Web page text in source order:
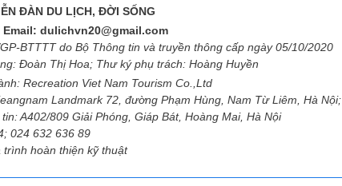
ĐÀN DU LỊCH, ĐỜI SỐNG
Email: dulichvn20@gmail.com
BTTTT do Bộ Thông tin và truyền thông cấp ngày 05/10/2020
Đoàn Thị Hoa; Thư ký phụ trách: Hoàng Huyền
Recreation Viet Nam Tourism Co.,Ltd
Landmark 72, đường Phạm Hùng, Nam Từ Liêm, Hà Nội;
A402/809 Giải Phóng, Giáp Bát, Hoàng Mai, Hà Nội
024 632 636 89
trình hoàn thiện kỹ thuật